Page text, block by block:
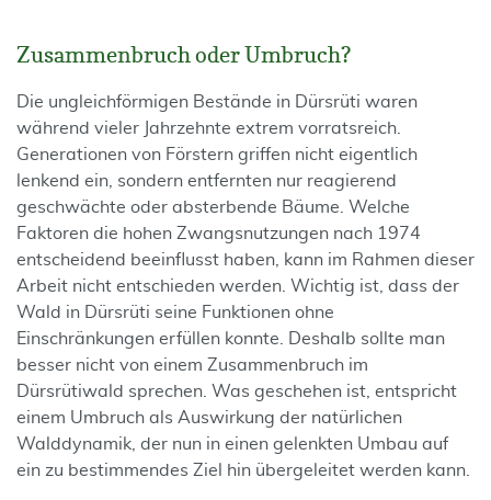
Zusammenbruch oder Umbruch?
Die ungleichförmigen Bestände in Dürsrüti waren
während vieler Jahrzehnte extrem vorratsreich.
Generationen von Förstern griffen nicht eigentlich
lenkend ein, sondern entfernten nur reagierend
geschwächte oder absterbende Bäume. Welche
Faktoren die hohen Zwangsnutzungen nach 1974
entscheidend beeinflusst haben, kann im Rahmen dieser
Arbeit nicht entschieden werden. Wichtig ist, dass der
Wald in Dürsrüti seine Funktionen ohne
Einschränkungen erfüllen konnte. Deshalb sollte man
besser nicht von einem Zusammenbruch im
Dürsrütiwald sprechen. Was geschehen ist, entspricht
einem Umbruch als Auswirkung der natürlichen
Walddynamik, der nun in einen gelenkten Umbau auf
ein zu bestimmendes Ziel hin übergeleitet werden kann.